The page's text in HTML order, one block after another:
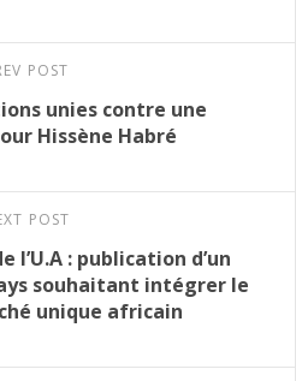
POST
unies contre une
Hissène Habré
POST
l’U.A : publication d’un
souhaitant intégrer le
unique africain